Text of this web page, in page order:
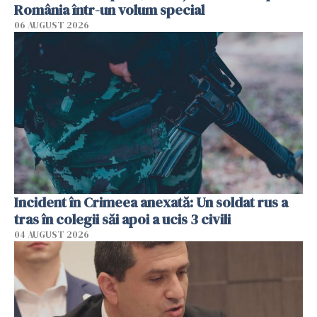
România într-un volum special
06 AUGUST 2026
Incident în Crimeea anexată: Un soldat rus a
tras în colegii săi apoi a ucis 3 civili
04 AUGUST 2026